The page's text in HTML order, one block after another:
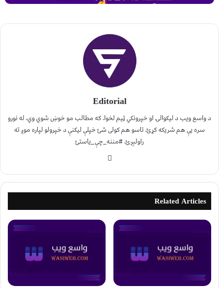
Editorial
د واسع ویب د لیکوالۍ او خپرونکي ټیم لخوا. که مطالب مو خوښ شوي وي، له نورو
سره یې هم شریکه کړئ. تاسو هم کولی شئ خپلې لیکنې د خپرولو لپاره موږ ته
راولېږئ. #مننه_چې_یاستئ
Related Articles